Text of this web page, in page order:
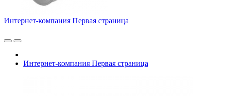
Интернет-компания Первая страница
Интернет-компания Первая страница